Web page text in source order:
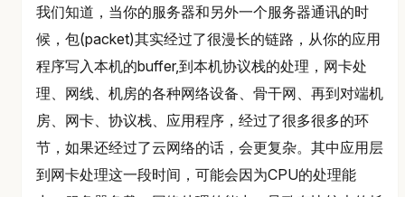
我们知道，当你的服务器和另外一个服务器通讯的时
候，包(packet)其实经过了很漫长的链路，从你的应用
程序写入本机的buffer,到本机协议栈的处理，网卡处
理、网线、机房的各种网络设备、骨干网、再到对端机
房、网卡、协议栈、应用程序，经过了很多很多的环
节，如果还经过了云网络的话，会更复杂。其中应用层
到网卡处理这一段时间，可能会因为CPU的处理能